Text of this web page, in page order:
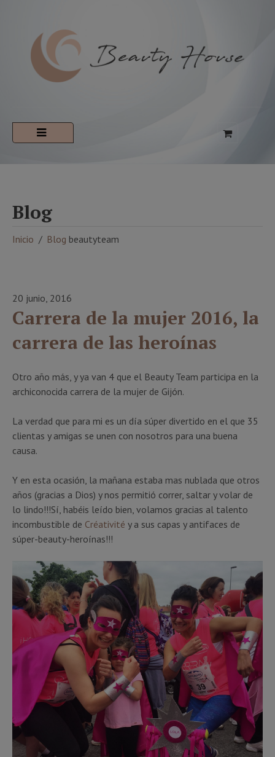
Blog
Inicio Blog beautyteam
20 junio, 2016
Carrera de la mujer 2016, la
carrera de las heroínas
Otro año más, y ya van 4 que el Beauty Team participa en la
archiconocida carrera de la mujer de Gijón.
La verdad que para mi es un día súper divertido en el que 35
clientas y amigas se unen con nosotros para una buena
causa.
Y en esta ocasión, la mañana estaba mas nublada que otros
años (gracias a Dios) y nos permitió correr, saltar y volar de
lo lindo!!!Sí, habéis leído bien, volamos gracias al talento
incombustible de Créativité y a sus capas y antifaces de
súper-beauty-heroínas!!!